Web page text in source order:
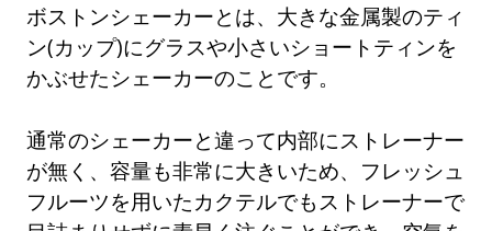
ボストンシェーカーとは、大きな金属製のティ
ン(カップ)にグラスや小さいショートティンを
かぶせたシェーカーのことです。
通常のシェーカーと違って内部にストレーナー
が無く、容量も非常に大きいため、フレッシュ
フルーツを用いたカクテルでもストレーナーで